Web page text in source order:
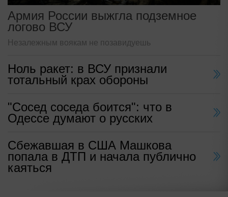
Армия России выжгла подземное
логово ВСУ
Незалежным воякам не позавидуешь
Ноль ракет: в ВСУ признали
тотальный крах обороны
"Сосед соседа боится": что в
Одессе думают о русских
Сбежавшая в США Машкова
попала в ДТП и начала публично
каяться